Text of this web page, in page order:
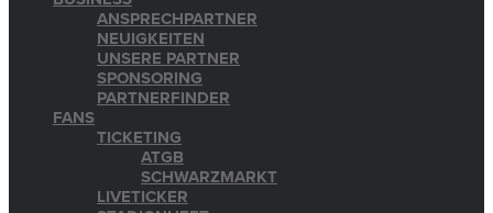
ANSPRECHPARTNER
NEUIGKEITEN
UNSERE PARTNER
SPONSORING
PARTNERFINDER
FANS
TICKETING
ATGB
SCHWARZMARKT
LIVETICKER